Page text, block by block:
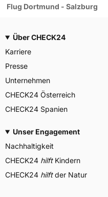
Flug Dortmund - Salzburg
Über CHECK24
Karriere
Presse
Unternehmen
CHECK24 Österreich
CHECK24 Spanien
Unser Engagement
Nachhaltigkeit
CHECK24 hilftKindern
CHECK24 hilftder Natur